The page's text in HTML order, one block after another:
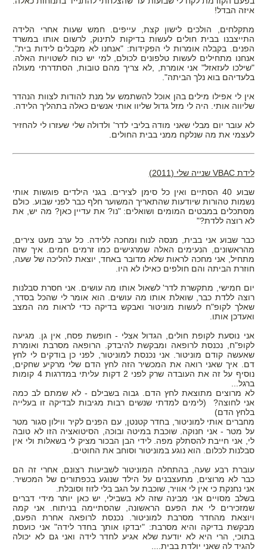
איזה הבדל!
מתקלחים, הולכים לישון קצת, עייפים. חמש שעות אחרי הלידה
התייצבנו בבית חולים לעשות בדיקות לתינוק, לרשום אותו במשרד
הפנים. בקבלה אומרות לי הפקידות: "אנחנו לא מקבלים לידות בית".
אנחנו מתחילים לעשות טלפונים לכולם, למי יש כוח לשטויות האלה.
"שילכו לעזאזל" אני אומרת, ,לא צריך מהם טובות, הסתדרתי מעולה
בלעדיהם בוא נלך הביתה".
אין לי אפילו מילים בהן אוכל להשתמש על מנת להודות לצוות הנהדר
שליווה אותי. היה לי מזל גדול שליוו אותי אנשים כאלה בתהליך הלידה.
לא עובר יום מבלי שאני מודה בליבי לדר' ולדולה שלי שעזרו לי להחזיר
לעצמי את מה שנלקח ממני בבית החולים.
לידת VBAC שנייה שלי (2011)
שבוע 40 הסתיים ואין כל סימן לצירים. בגני הילדים פוגשות אותי
נשמות טהורות שיודעות שהתאריך המשוער חלף כבר לפני שבוע. כולם
מסתכלים במבטים המומים ושואלים: "נו? את עדיין כאן? מה יש, את
לא רוצה ללדת?"
כבר שבוע אני בבית, מנסה לנוח ומחכה ללידה. כל ערב מעט צירים,
מהראשונים, הנעימים האלה שמרגישים כמו זרמים חמים. איך שזה
מתחיל, אני מחכה לראות שלא מדובר באחד, יוצאת להליכה של שעה,
חוזרת הביתה והם חולפים כאילו לא היו.
יום חמישי, מתקשרת לדר' לשאול אותו מה עושים. אני חסרת סבלנות
רוצה ללדת כבר, שואלת אותו מה עושים. הוא אומר לי שהכל בסדר,
שאלך לקופ"ח לעשות מוניטור ואבקש בדיקה כדי לראות מה המצב
ואעדכן אותו.
אני נוסעת לקופת חולים, הגדול אצלי - חופשת פסח, אין גן. מגיעה
לקופ"ח, נכנסת לרופאה ומבקשת להיבדק. הרופאה מסרבת ואומרת
שאעשה קודם מוניטור. אני נכנסת למוניטור, לפני כן בודקים לי לחץ
דם. איך שאני רואה את המכשיר הזה לחץ הדם שלי מרקיע שחקים,
נוסיף על זה את העובדה שרק לפני 2 דקות עליתי במדרגות 4 קומות
ברגל...
לא מרוצים מתוצאת לחץ הדם. גבוה בשבילם - לא שמתם לב כמה
אני לחוצה? (לימים למדתי שנשים רבות מגיבות לבדיקה זו בעלייה
בלחץ הדם)
מחברים אותי למוניטור, בחדר קטנטן, עם הפנים לקיר ווילון סגור מטר
על מטר - אני חנוקה. שוכבת במיטה ובוכה, הסיטואציה הזו לא טובה
לי, אני חייבת להסתלק מפה. לידי הבן הבכור מציק לי בשאלות ולי אין
סבלנות לכלום. הוא נוגע במוניטור וסוחב את החוטים.
עוברת רבע שעה, בהתחלה המוניטור לשביעות רצונם, אחרי זה הם
כבר לא מרוצים, מתעצבנים על הילד שנוגע בכפתורים של המכשיר.
אני נחנקת כי אין לי אוויר, שוכבת על הגב בלי לזוז וסובלת.
בשלב מסויים אני מבינה שזה לא בשבילי, יש כאן יותר מידי דברים
שמזכירים לי את הפעם הראשונה, שהסתיימה בניתוח. אני קמה
ויוצאת מהחדר מסרבת למוניטור. נכנסת לרופאה אחרת הפעם,
מבקשת בדיקה והיא מסרבת: "יבדקו אותך בחדר לידה" אני כועסת
בתוכי, הרי היא לא יודעת שלא אגיע לחדר לידה ואני גם לא יכולה
להגיד לה שאני יולדת בבית....